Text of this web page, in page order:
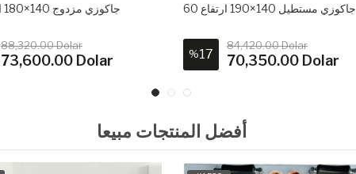
جاكوزي مزدوج 140×180 ارتفاع 60
88,320.00 Dolar
73,600.00 Dolar
جاكوزي مستطيل 140×190 ارتفاع 60
%17
84,420.00 Dolar
70,350.00 Dolar
أفضل المنتجات مبيعا